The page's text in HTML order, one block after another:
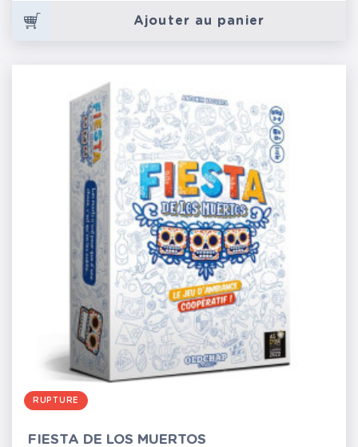
Ajouter au panier
RUPTURE
FIESTA DE LOS MUERTOS